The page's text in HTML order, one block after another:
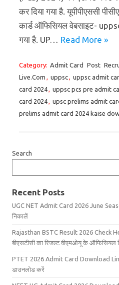
कर दिया गया है. यूपीपीएससी
कार्ड ऑफिसियल वेबसाइट-
गया है. UP… Read More »
Category: Admit Card Post
Live.Com , uppsc, uppsc admit
card 2024, uppsc pcs pre admit
card 2024, upsc prelims admit
prelims admit card 2024 kaise
Search
Recent Posts
UGC NET Admit Card 2026 June
निकालें
Rajasthan BSTC Result 2026 Check
बीएसटीसी का रिजल्ट वीएमओयू के
PTET 2026 Admit Card Download Link:
डाउनलोड करें